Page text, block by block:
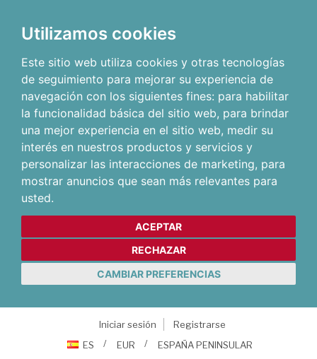
Utilizamos cookies
Este sitio web utiliza cookies y otras tecnologías
de seguimiento para mejorar su experiencia de
navegación con los siguientes fines: para habilitar
la funcionalidad básica del sitio web, para brindar
una mejor experiencia en el sitio web, medir su
interés en nuestros productos y servicios y
personalizar las interacciones de marketing, para
mostrar anuncios que sean más relevantes para
usted.
ACEPTAR
RECHAZAR
CAMBIAR PREFERENCIAS
Iniciar sesión
Registrarse
ES
EUR ESPAÑA PENINSULAR